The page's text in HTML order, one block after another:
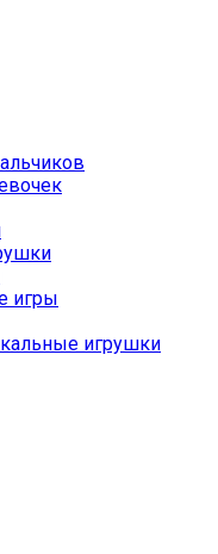
игры
игрушки